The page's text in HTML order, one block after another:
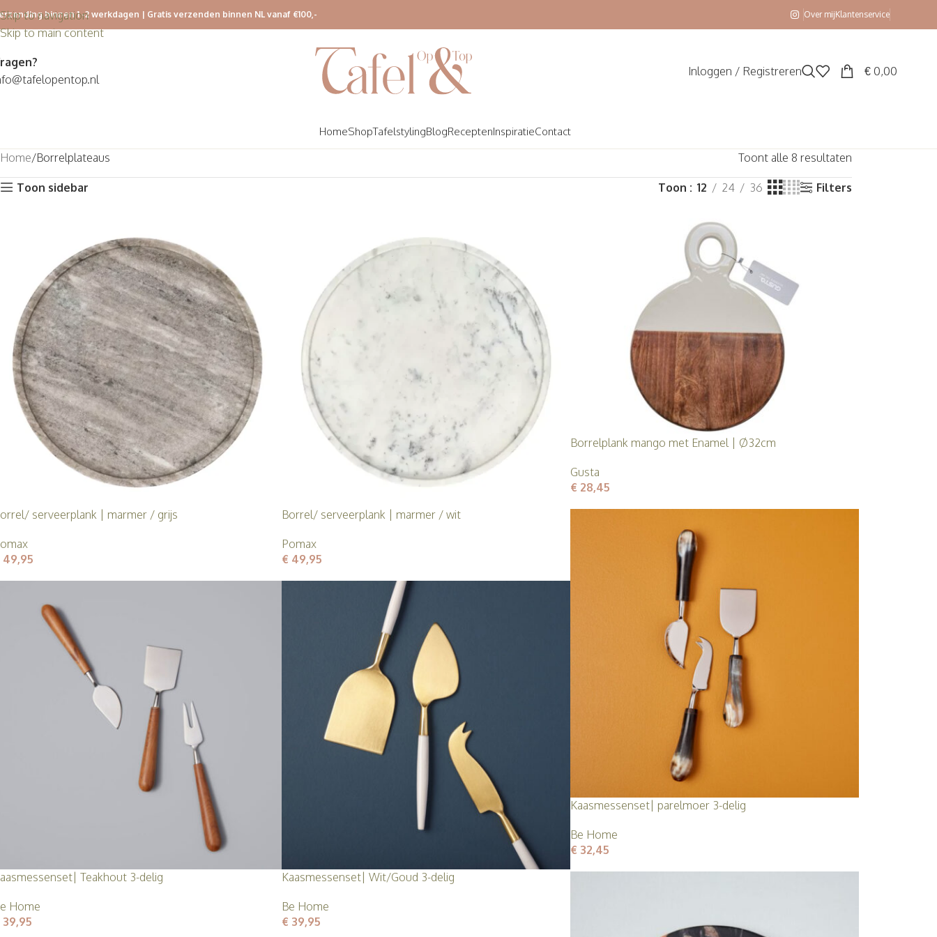
Skip to navigation
Skip to main content
binnen 1 -2 werkdagen | Gratis verzenden binnen NL vanaf €100,- Over mijKlantenservice
Inloggen / Registreren €0,00
HomeShopTafelstylingBlogReceptenInspiratieContact
Home Borrelplateaus Toont alle 8 resultaten
Toon sidebar Toon 12 24 36 Filters
serveerplank | marmer / grijs
49,95
Borrel/ serveerplank | marmer / wit
Pomax
€ 49,95
Borrelplank mango met Enamel | Ø32cm
Gusta
€ 28,45
Kaasmessenset| parelmoer 3-delig
Be Home
€ 32,45
Teakhout 3-delig
Home
39,95
Kaasmessenset| Wit/Goud 3-delig
Be Home
€ 39,95